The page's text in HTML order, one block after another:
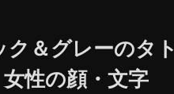
＆グレーのタト
性の顔・文字